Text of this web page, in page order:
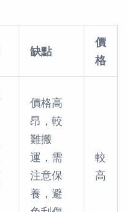
缺點
價
格
價格高
昂，較
難搬
運，需
注意保
養，避
較
高